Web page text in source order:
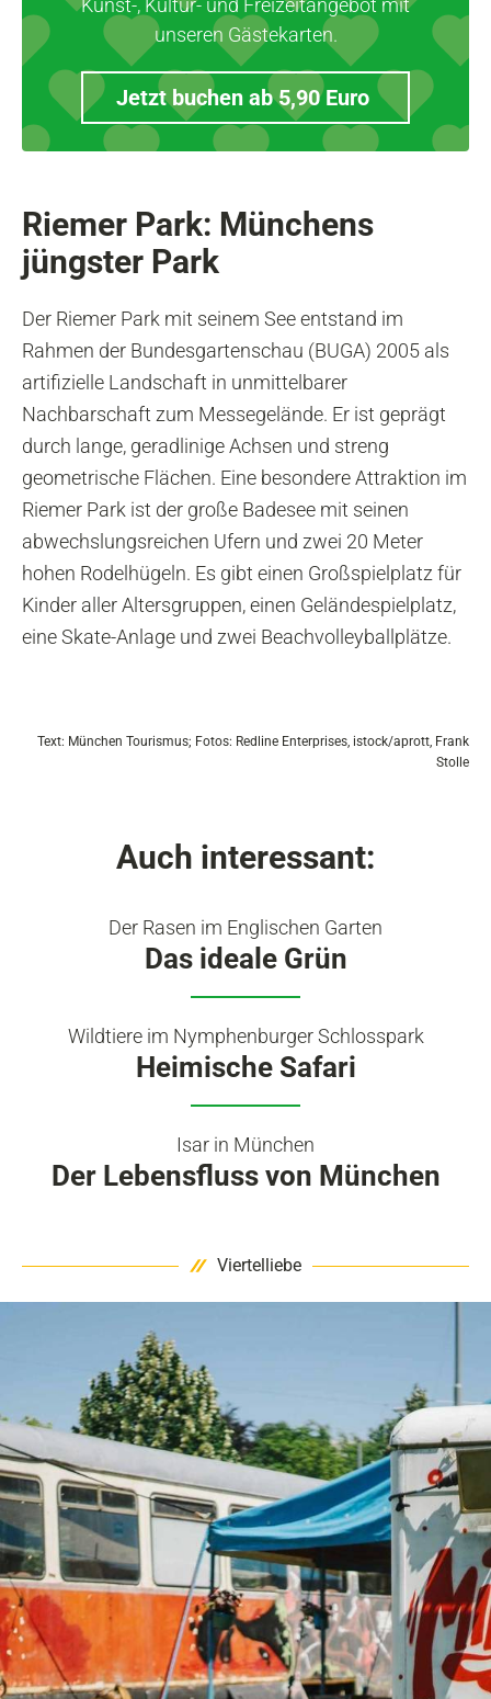
Kunst-, Kultur- und Freizeitangebot mit
unseren Gästekarten.
Jetzt buchen ab 5,90 Euro
Riemer Park: Münchens
jüngster Park
Der Riemer Park mit seinem See entstand im
Rahmen der Bundesgartenschau (BUGA) 2005 als
artifizielle Landschaft in unmittelbarer
Nachbarschaft zum Messegelände. Er ist geprägt
durch lange, geradlinige Achsen und streng
geometrische Flächen. Eine besondere Attraktion im
Riemer Park ist der große Badesee mit seinen
abwechslungsreichen Ufern und zwei 20 Meter
hohen Rodelhügeln. Es gibt einen Großspielplatz für
Kinder aller Altersgruppen, einen Geländespielplatz,
eine Skate-Anlage und zwei Beachvolleyballplätze.
Text: München Tourismus; Fotos: Redline Enterprises, istock/aprott, Frank
Stolle
Auch interessant:
Der Rasen im Englischen Garten
Das ideale Grün
Wildtiere im Nymphenburger Schlosspark
Heimische Safari
Isar in München
Der Lebensfluss von München
Viertelliebe